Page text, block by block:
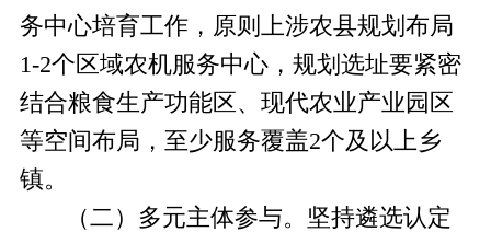
务中心培育工作，原则上涉农县规划布局
1-2个区域农机服务中心，规划选址要紧密
结合粮食生产功能区、现代农业产业园区
等空间布局，至少服务覆盖2个及以上乡
镇。
（二）多元主体参与。 坚持遴选认定